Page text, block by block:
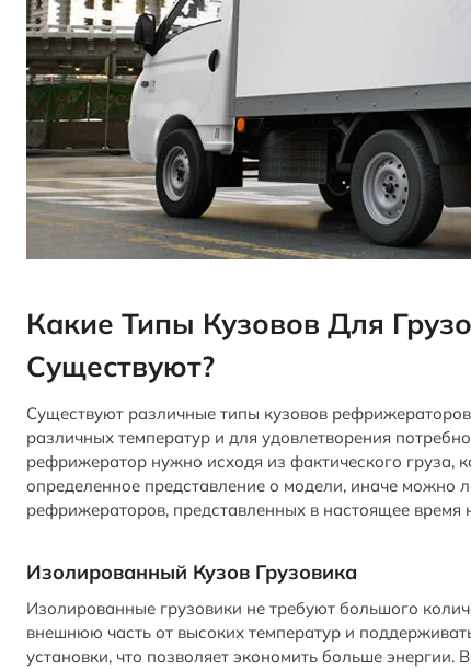
Какие Типы Кузовов Для
Существуют?
Существуют различные типы кузовов
различных температур и для удовлетворения
рефрижератор нужно исходя из фактического груза,
определенное представление о модели, иначе можно
рефрижераторов, представленных в настоящее время
Изолированный Кузов Грузовика
Изолированные грузовики не требуют большого
внешнюю часть от высоких температур и
установки, что позволяет экономить больше